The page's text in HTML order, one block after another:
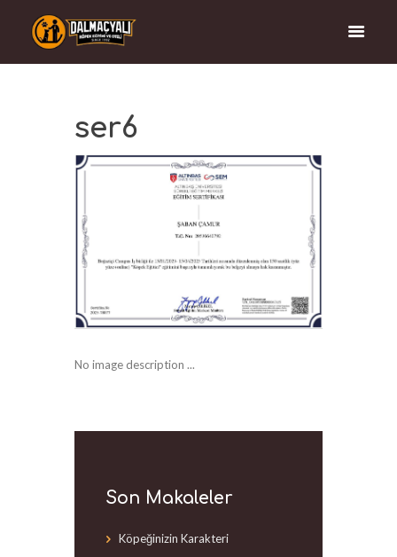
ser6
No image description ...
Son Makaleler
Köpeğinizin Karakteri